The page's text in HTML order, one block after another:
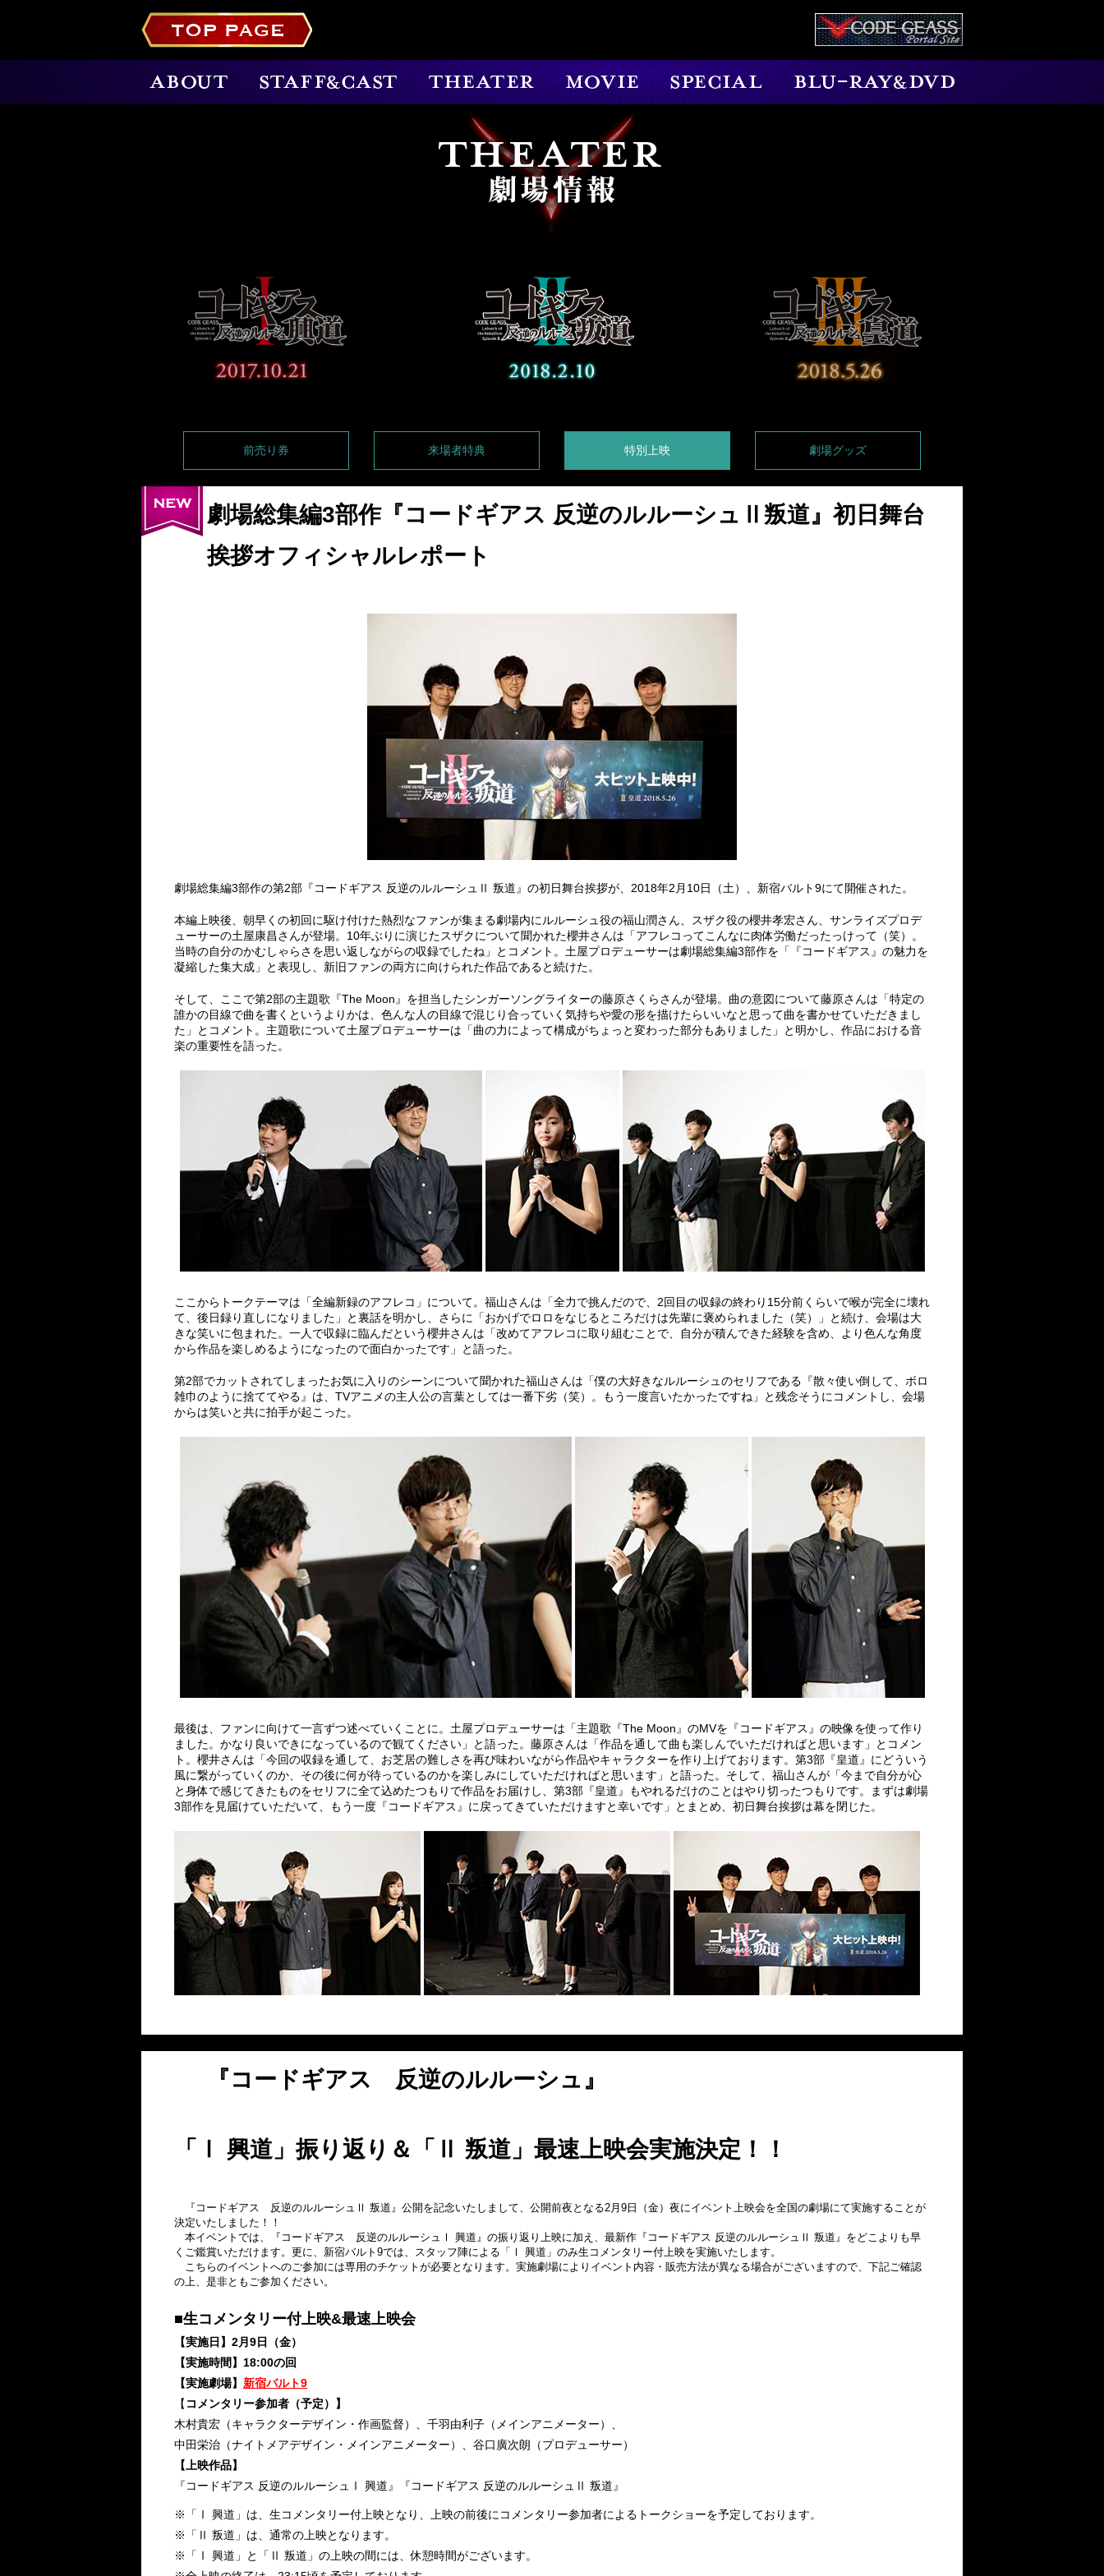
Blu-ray&DVD
前売り券 来場者特典 特別上映 劇場グッズ
劇場総集編3部作『コードギアス 反逆のルルーシュⅡ叛道』初日舞台
挨拶オフィシャルレポート
劇場総集編3部作の第2部『コードギアス 反逆のルルーシュⅡ 叛道』の初日舞台挨拶が、2018年2月10日（土）、新宿バルト9にて開催された。
本編上映後、朝早くの初回に駆け付けた熱烈なファンが集まる劇場内にルルーシュ役の福山潤さん、スザク役の櫻井孝宏さん、サンライズプロデ
ューサーの土屋康昌さんが登場。10年ぶりに演じたスザクについて聞かれた櫻井さんは「アフレコってこんなに肉体労働だったっけって（笑）。
当時の自分のかむしゃらさを思い返しながらの収録でしたね」とコメント。土屋プロデューサーは劇場総集編3部作を「『コードギアス』の魅力を
凝縮した集大成」と表現し、新旧ファンの両方に向けられた作品であると続けた。
そして、ここで第2部の主題歌『The Moon』を担当したシンガーソングライターの藤原さくらさんが登場。曲の意図について藤原さんは「特定の
誰かの目線で曲を書くというよりかは、色んな人の目線で混じり合っていく気持ちや愛の形を描けたらいいなと思って曲を書かせていただきまし
た」とコメント。主題歌について土屋プロデューサーは「曲の力によって構成がちょっと変わった部分もありました」と明かし、作品における音
楽の重要性を語った。
ここからトークテーマは「全編新録のアフレコ」について。福山さんは「全力で挑んだので、2回目の収録の終わり15分前くらいで喉が完全に壊れ
て、後日録り直しになりました」と裏話を明かし、さらに「おかげでロロをなじるところだけは先輩に褒められました（笑）」と続け、会場は大
きな笑いに包まれた。一人で収録に臨んだという櫻井さんは「改めてアフレコに取り組むことで、自分が積んできた経験を含め、より色んな角度
から作品を楽しめるようになったので面白かったです」と語った。
第2部でカットされてしまったお気に入りのシーンについて聞かれた福山さんは「僕の大好きなルルーシュのセリフである『散々使い倒して、ボロ
雑巾のように捨ててやる』は、TVアニメの主人公の言葉としては一番下劣（笑）。もう一度言いたかったですね」と残念そうにコメントし、会場
からは笑いと共に拍手が起こった。
最後は、ファンに向けて一言ずつ述べていくことに。土屋プロデューサーは「主題歌『The Moon』のMVを『コードギアス』の映像を使って作り
ました。かなり良いできになっているので観てください」と語った。藤原さんは「作品を通して曲も楽しんでいただければと思います」とコメン
ト。櫻井さんは「今回の収録を通して、お芝居の難しさを再び味わいながら作品やキャラクターを作り上げております。第3部『皇道』にどういう
風に繋がっていくのか、その後に何が待っているのかを楽しみにしていただければと思います」と語った。そして、福山さんが「今まで自分が心
と身体で感じてきたものをセリフに全て込めたつもりで作品をお届けし、第3部『皇道』もやれるだけのことはやり切ったつもりです。まずは劇場
3部作を見届けていただいて、もう一度『コードギアス』に戻ってきていただけますと幸いです」とまとめ、初日舞台挨拶は幕を閉じた。
『コードギアス 反逆のルルーシュ』
「Ⅰ 興道」振り返り＆「Ⅱ 叛道」最速上映会実施決定！！
『コードギアス 反逆のルルーシュⅡ 叛道』公開を記念いたしまして、公開前夜となる2月9日（金）夜にイベント上映会を全国の劇場にて実施することが
決定いたしました！！
本イベントでは、『コードギアス 反逆のルルーシュⅠ 興道』の振り返り上映に加え、最新作『コードギアス 反逆のルルーシュⅡ 叛道』をどこよりも早
くご鑑賞いただけます。更に、新宿バルト9では、スタッフ陣による「Ⅰ 興道」のみ生コメンタリー付上映を実施いたします。
こちらのイベントへのご参加には専用のチケットが必要となります。実施劇場によりイベント内容・販売方法が異なる場合がございますので、下記ご確認
の上、是非ともご参加ください。
■生コメンタリー付上映&最速上映会
【実施日】2月9日（金）
【実施時間】18:00の回
【実施劇場】 新宿バルト9
【 コメンタリー参加者（予定）】
木村貴宏（キャラクターデザイン・作画監督）、千羽由利子（メインアニメーター）、
中田栄治（ナイトメアデザイン・メインアニメーター）、谷口廣次朗（プロデューサー）
【上映作品】
『コードギアス 反逆のルルーシュⅠ 興道』『コードギアス 反逆のルルーシュⅡ 叛道』
※「Ⅰ 興道」は、生コメンタリー付上映となり、上映の前後にコメンタリー参加者によるトークショーを予定しております。
※「Ⅱ 叛道」は、通常の上映となります。
※「Ⅰ 興道」と「Ⅱ 叛道」の上映の間には、休憩時間がございます。